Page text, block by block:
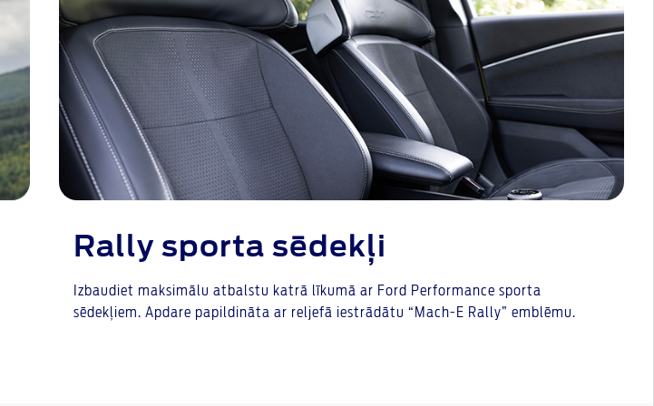
Rally sporta sēdekļi
Izbaudiet maksimālu atbalstu katrā līkumā ar Ford Performance sporta
sēdekļiem. Apdare papildināta ar reljefā iestrādātu “Mach-E Rally” emblēmu.